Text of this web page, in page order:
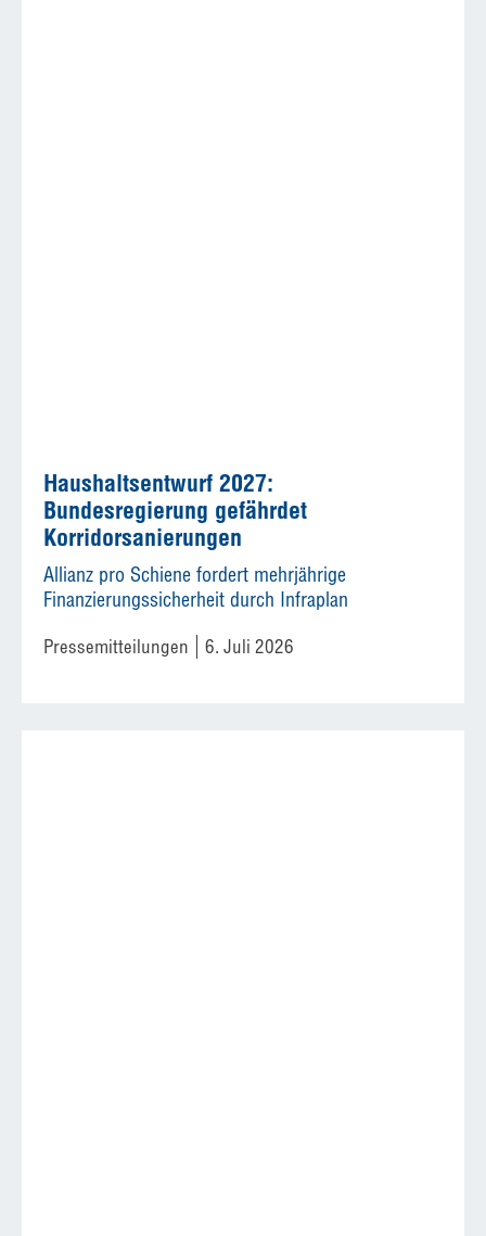
Haushaltsentwurf 2027:
Bundesregierung gefährdet
Korridorsanierungen
Allianz pro Schiene fordert mehrjährige
Finanzierungssicherheit durch Infraplan
Pressemitteilungen 6. Juli 2026